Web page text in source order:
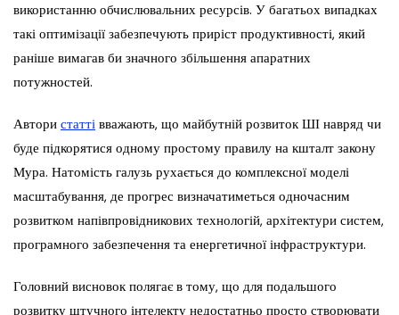
використанню обчислювальних ресурсів. У багатьох випадках
такі оптимізації забезпечують приріст продуктивності, який
раніше вимагав би значного збільшення апаратних
потужностей.
Автори статті вважають, що майбутній розвиток ШІ навряд чи
буде підкорятися одному простому правилу на кшталт закону
Мура. Натомість галузь рухається до комплексної моделі
масштабування, де прогрес визначатиметься одночасним
розвитком напівпровідникових технологій, архітектури систем,
програмного забезпечення та енергетичної інфраструктури.
Головний висновок полягає в тому, що для подальшого
розвитку штучного інтелекту недостатньо просто створювати